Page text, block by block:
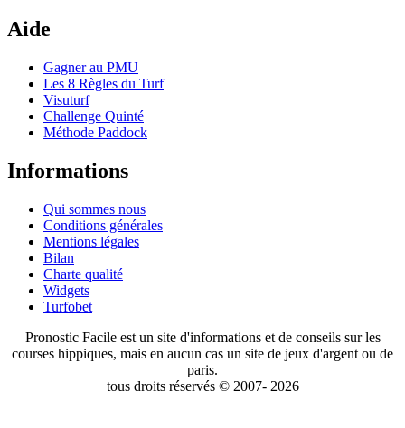
Aide
Gagner au PMU
Les 8 Règles du Turf
Visuturf
Challenge Quinté
Méthode Paddock
Informations
Qui sommes nous
Conditions générales
Mentions légales
Bilan
Charte qualité
Widgets
Turfobet
Pronostic Facile est un site d'informations et de conseils sur les
courses hippiques, mais en aucun cas un site de jeux d'argent ou de
paris.
tous droits réservés © 2007- 2026